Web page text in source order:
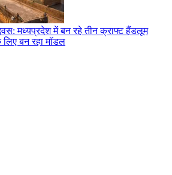
मध्यप्रदेश में बन रहे तीन क्राफ्ट हैंडलूम
बन रहा मॉडल